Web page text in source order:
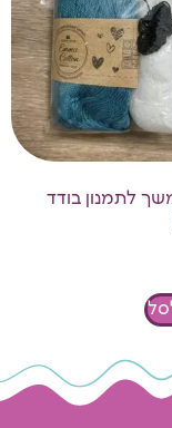
לתמנון בודד